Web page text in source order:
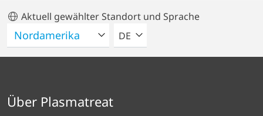
Aktuell gewählter Standort und Sprache
BITTE WÄHLEN SIE EINE
DE
Über Plasmatreat